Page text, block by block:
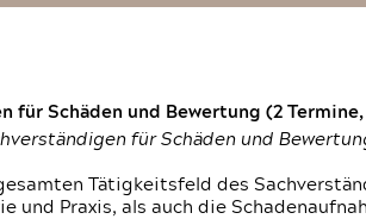
Schäden und Bewertung (2
für Schäden und
Tätigkeitsfeld des
und Praxis, als auch die